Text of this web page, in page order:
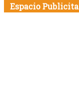
Espacio